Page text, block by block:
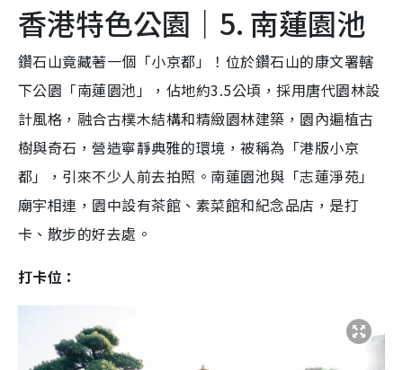
香港特色公園｜5. 南蓮園池
鑽石山竟藏著一個「小京都」！位於鑽石山的康文署轄
下公園「南蓮園池」，佔地約3.5公頃，採用唐代園林設
計風格，融合古樸木結構和精緻園林建築，園內遍植古
樹與奇石，營造寧靜典雅的環境，被稱為「港版小京
都」，引來不少人前去拍照。南蓮園池與「志蓮淨苑」
廟宇相連，園中設有茶館、素菜館和紀念品店，是打
卡、散步的好去處。
打卡位：